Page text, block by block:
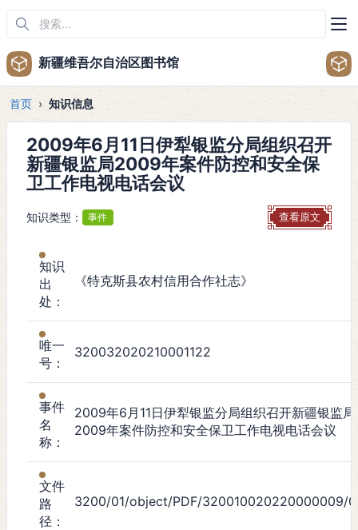
新疆维吾尔自治区图书馆
首页 知识信息
2009年6月11日伊犁银监分局组织召开
新疆银监局2009年案件防控和安全保
卫工作电视电话会议
知识类型： 事件 查看原文
知识
出
处：
《特克斯县农村信用合作社志》
唯一
号：
320032020210001122
事件
名
称：
2009年6月11日伊犁银监分局组织召开新疆银监局
2009年案件防控和安全保卫工作电视电话会议
文件
路
径：
3200/01/object/PDF/320010020220000009/